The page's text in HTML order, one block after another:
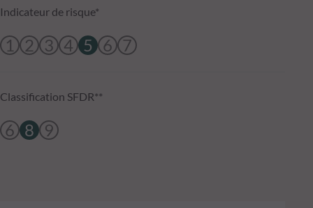
Indicateur de risque*
1 2 3 4 5 6 7
Classification SFDR**
6 8 9